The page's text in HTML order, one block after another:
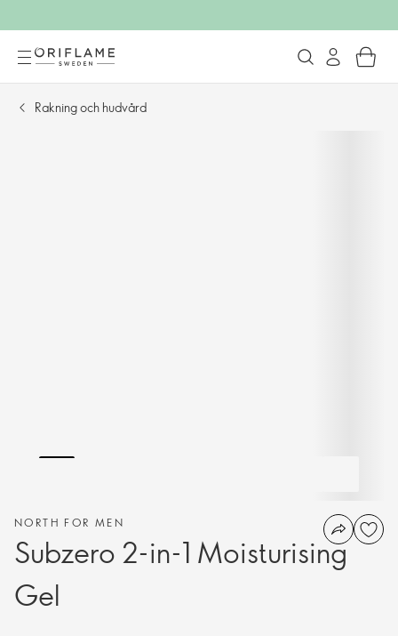
Rakning och hudvård​
NORTH FOR MEN
Subzero 2-in-1 Moisturising
Gel